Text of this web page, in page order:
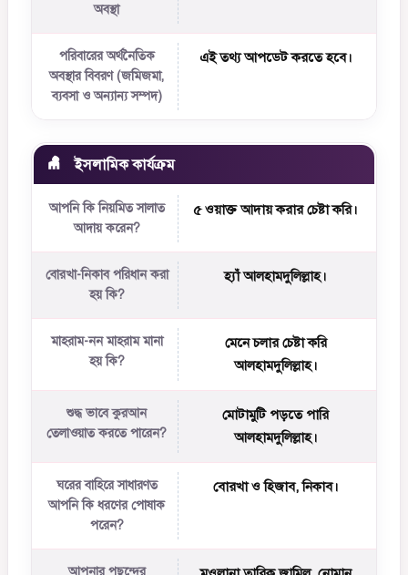
অবস্থা
পরিবারের অর্থনৈতিক
অবস্থার বিবরণ (জমিজমা,
ব্যবসা ও অন্যান্য সম্পদ)
এই তথ্য আপডেট করতে হবে।
ইসলামিক কার্যক্রম
আপনি কি নিয়মিত সালাত
আদায় করেন?
৫ ওয়াক্ত আদায় করার চেষ্টা করি।
বোরখা-নিকাব পরিধান করা
হয় কি?
হ্যাঁ আলহামদুলিল্লাহ।
মাহরাম-নন মাহরাম মানা
হয় কি?
মেনে চলার চেষ্টা করি
আলহামদুলিল্লাহ।
শুদ্ধ ভাবে কুরআন
তেলাওয়াত করতে পারেন?
মোটামুটি পড়তে পারি
আলহামদুলিল্লাহ।
ঘরের বাহিরে সাধারণত
আপনি কি ধরণের পোষাক
পরেন?
বোরখা ও হিজাব, নিকাব।